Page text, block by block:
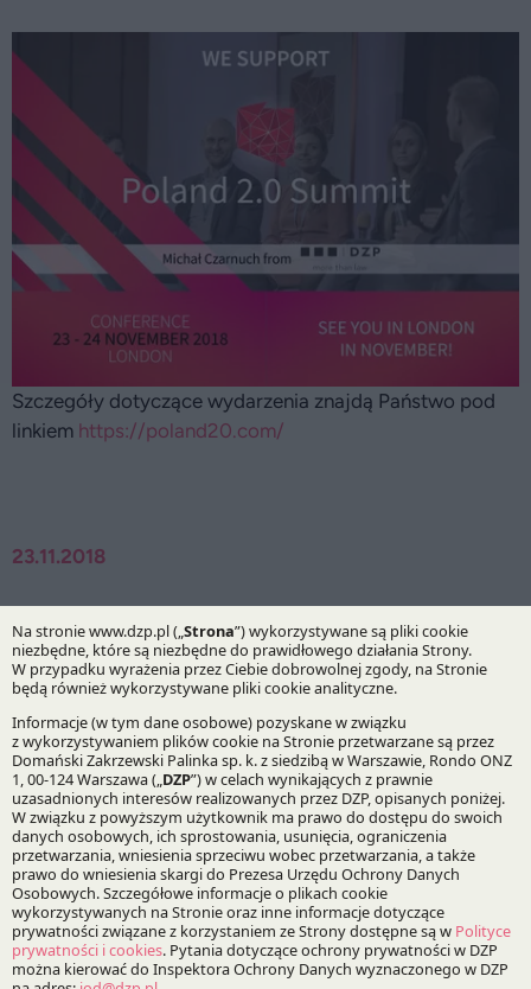
23.11.2018
Autorzy:
Michał Czarnuch
Praktyki:
Life Sciences
Specjalizacje:
Ochrona zdrowia
Szczegóły dotyczące wydarzenia znajdą Państwo pod
linkiem https://poland20.com/